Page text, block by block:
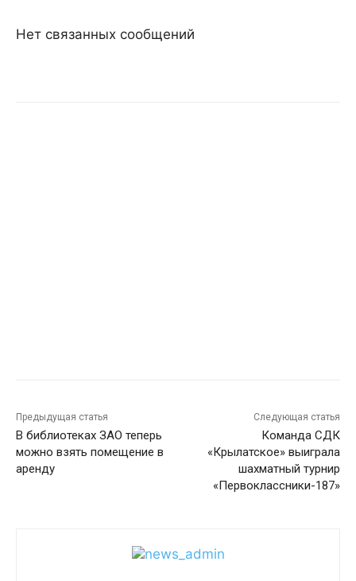
Нет связанных сообщений
Предыдущая статья
В библиотеках ЗАО теперь
можно взять помещение в
аренду
Следующая статья
Команда СДК
«Крылатское» выиграла
шахматный турнир
«Первоклассники-187»